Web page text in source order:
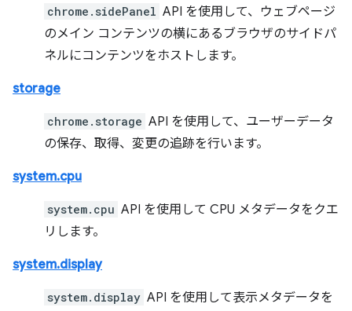
chrome.sidePanel API を使用して、ウェブページ
のメイン コンテンツの横にあるブラウザのサイドパ
ネルにコンテンツをホストします。
storage
chrome.storage API を使用して、ユーザーデータ
の保存、取得、変更の追跡を行います。
system.cpu
system.cpu API を使用して CPU メタデータをクエ
リします。
system.display
system.display API を使用して表示メタデータを